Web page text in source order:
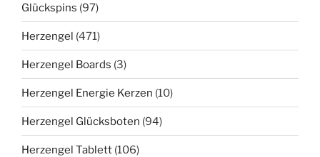
Glückspins (97)
Herzengel (471)
Herzengel Boards (3)
Herzengel Energie Kerzen (10)
Herzengel Glücksboten (94)
Herzengel Tablett (106)